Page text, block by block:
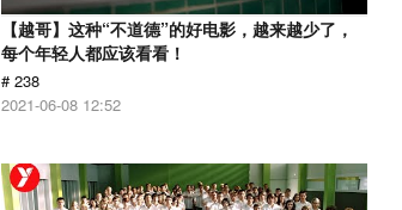
【越哥】这种“不道德”的好电影，越来越少了，
每个年轻人都应该看看！
# 238
2021-06-08 12:52